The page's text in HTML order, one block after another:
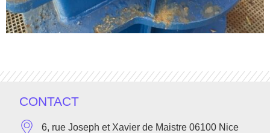
CONTACT
6, rue Joseph et Xavier de Maistre 06100 Nice